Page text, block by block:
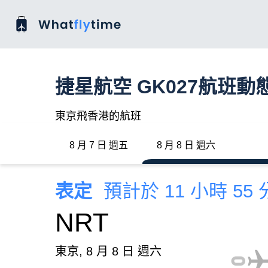
捷星航空 GK027航班動
東京飛香港的航班
8 月 7 日 週五 8 月 8 日 週六
表定 預計於 11 小時 55
NRT
東京, 8 月 8 日 週六